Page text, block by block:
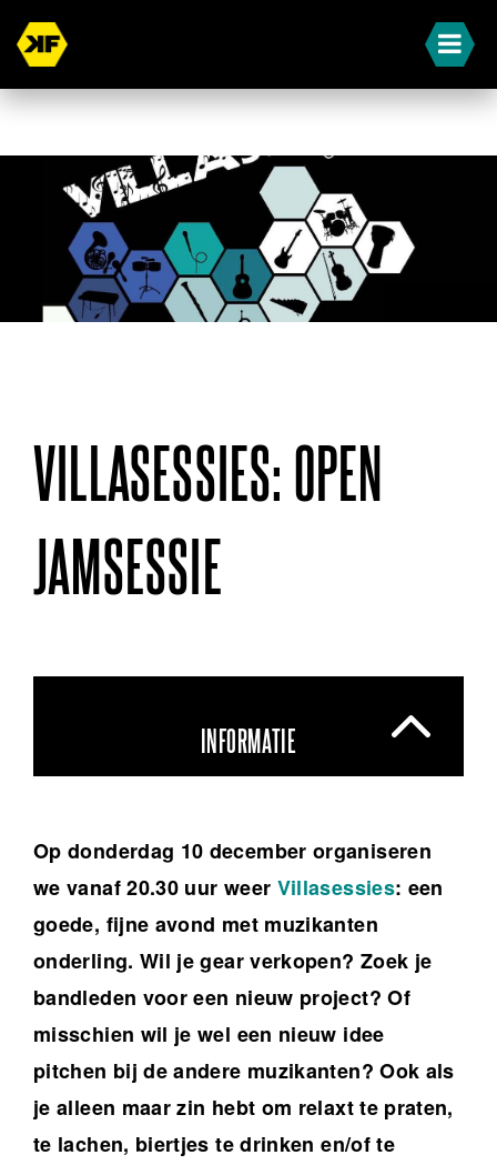
VILLASESSIES: OPEN
JAMSESSIE
INFORMATIE
Op donderdag 10 december organiseren
we vanaf 20.30 uur weer Villasessies: een
goede, fijne avond met muzikanten
onderling. Wil je gear verkopen? Zoek je
bandleden voor een nieuw project? Of
misschien wil je wel een nieuw idee
pitchen bij de andere muzikanten? Ook als
je alleen maar zin hebt om relaxt te praten,
te lachen, biertjes te drinken en/of te